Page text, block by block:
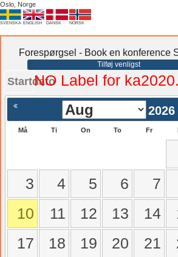
Oslo, Norge
SVENSKA ENGLISH DANSK NORSK
Forespørgsel - Book en konference
Tilføj venligst
StartdatoNO Label for
2026
Må Ti On To Fr
3
4 5 6 7
10
11 12 13 14
17
18 19 20 21